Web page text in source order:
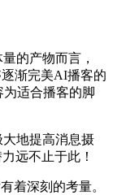
的产物而言，
渐完美AI播客的
适合播客的脚
地提高消息摄
远不止于此！
着深刻的考量。